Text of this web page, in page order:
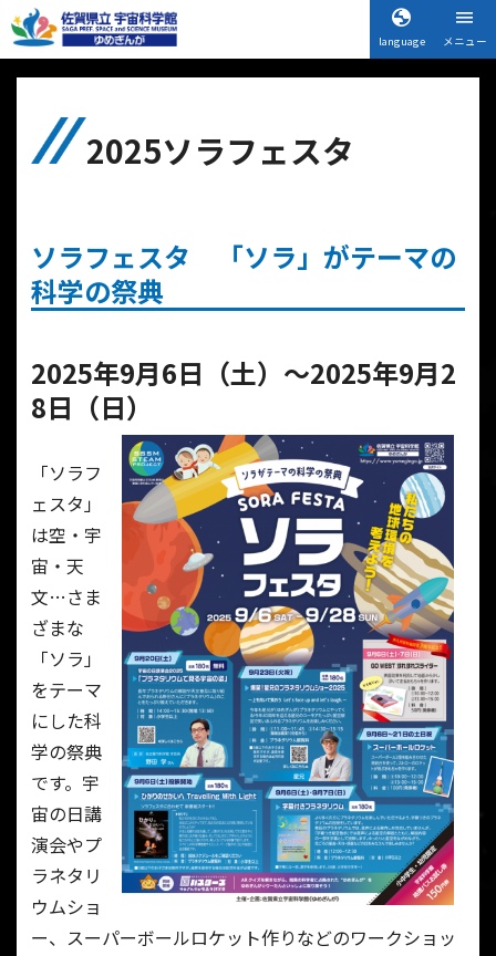
language メニュー
2025ソラフェスタ
ソラフェスタ 「ソラ」がテーマの
科学の祭典
2025年9月6日（土）～2025年9月2
8日（日）
「ソラフ
ェスタ」
は空・宇
宙・天
文…さま
ざまな
「ソラ」
をテーマ
にした科
学の祭典
です。宇
宙の日講
演会やプ
ラネタリ
ウムショ
ー、スーパーボールロケット作りなどのワークショッ